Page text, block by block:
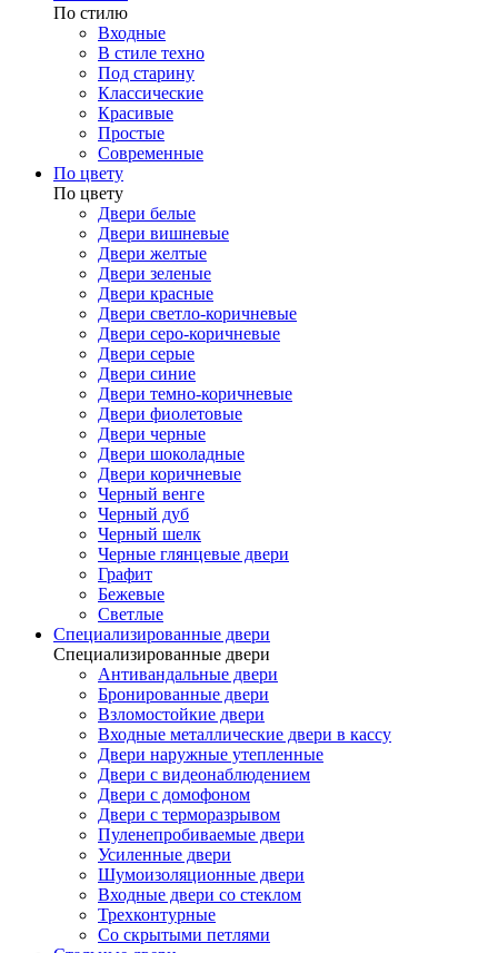
По стилю
Входные
В стиле техно
Под старину
Классические
Красивые
Простые
Современные
По цвету
По цвету
Двери белые
Двери вишневые
Двери желтые
Двери зеленые
Двери красные
Двери светло-коричневые
Двери серо-коричневые
Двери серые
Двери синие
Двери темно-коричневые
Двери фиолетовые
Двери черные
Двери шоколадные
Двери коричневые
Черный венге
Черный дуб
Черный шелк
Черные глянцевые двери
Графит
Бежевые
Светлые
Специализированные двери
Специализированные двери
Антивандальные двери
Бронированные двери
Взломостойкие двери
Входные металлические двери в кассу
Двери наружные утепленные
Двери с видеонаблюдением
Двери с домофоном
Двери с терморазрывом
Пуленепробиваемые двери
Усиленные двери
Шумоизоляционные двери
Входные двери со стеклом
Трехконтурные
Со скрытыми петлями